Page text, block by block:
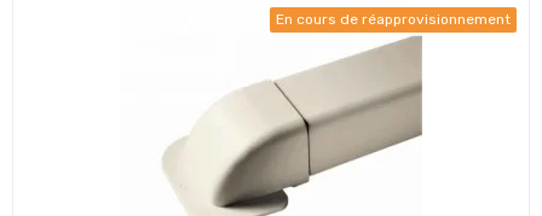
En cours de réapprovisionnement